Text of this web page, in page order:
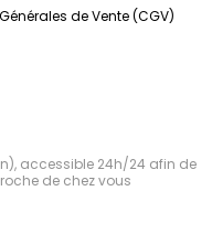
de Vente (CGV)
accessible 24h/24 afin de
de chez vous